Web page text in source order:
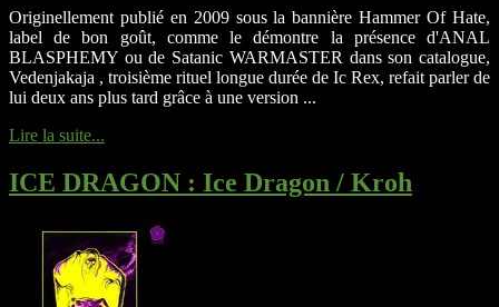
Originellement publié en 2009 sous la bannière Hammer Of Hate,
label de bon goût, comme le démontre la présence d'ANAL
BLASPHEMY ou de Satanic WARMASTER dans son catalogue,
Vedenjakaja , troisième rituel longue durée de Ic Rex, refait parler de
lui deux ans plus tard grâce à une version ...
Lire la suite...
ICE DRAGON : Ice Dragon / Kroh